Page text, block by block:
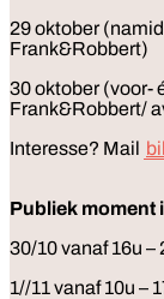
29 oktober
Frank&Robbert)
30 oktober (voor-
Frank&Robbert/
Interesse? Mail
Publiek moment
30/10 vanaf 16u –
1//11 vanaf 10u –